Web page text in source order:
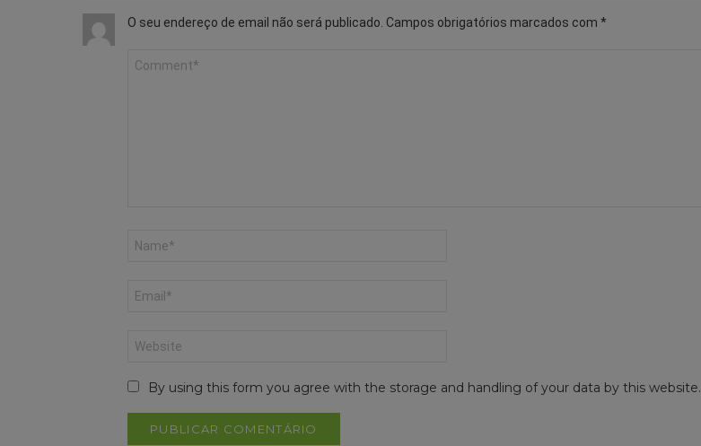
O seu endereço de email não será publicado. Campos obrigatórios marcados com *
By using this form you agree with the storage and handling of your data by this website.